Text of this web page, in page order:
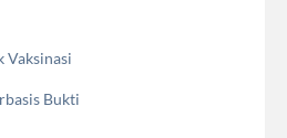
Vaksinasi
Bukti